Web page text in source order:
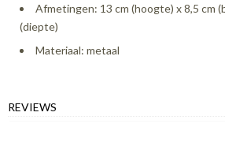
Afmetingen: 13 cm (hoogte) x 8,5 cm
(diepte)
Materiaal: metaal
REVIEWS